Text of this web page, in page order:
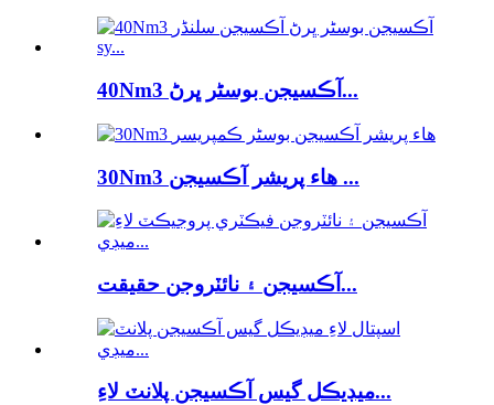
40Nm3 آڪسيجن بوسٹر ڀرڻ...
30Nm3 هاء پريشر آڪسيجن ...
آڪسيجن ۽ نائٽروجن حقيقت...
ميڊيڪل گيس آڪسيجن پلانٽ لاءِ...